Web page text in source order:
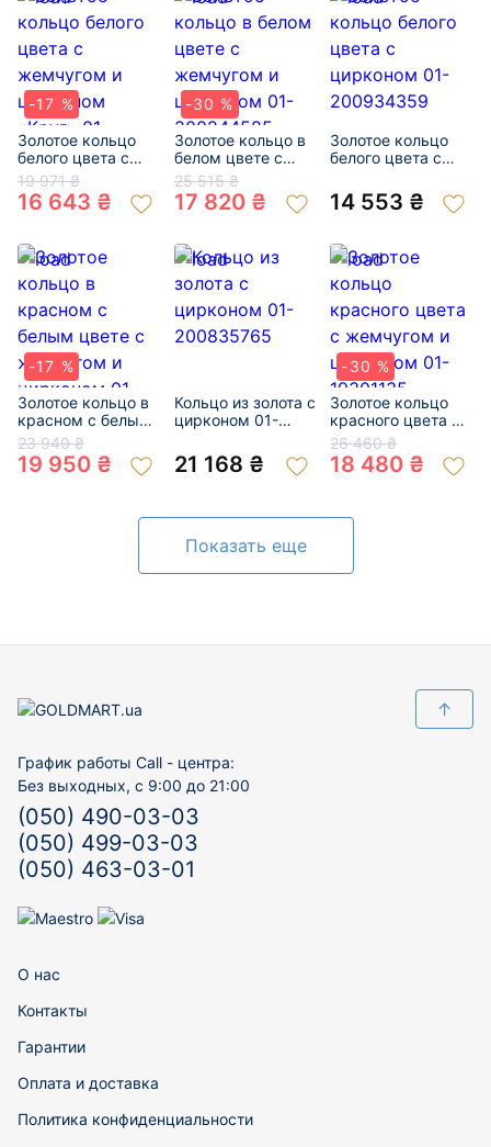
-17 %
Золотое кольцо
белого цвета с
жемчугом и
цирконом «Круг»
01-200510670
19 971 ₴
16 643 ₴
-30 %
Золотое кольцо в
белом цвете с
жемчугом и
цирконом 01-
200244585
25 515 ₴
17 820 ₴
Золотое кольцо
белого цвета с
200934359
14 553 ₴
-17 %
Золотое кольцо в
красном с белым
цвете с жемчугом
и цирконом 01-
200379279
23 940 ₴
19 950 ₴
Кольцо из золота с
цирконом 01-
21 168 ₴
-30 %
Золотое кольцо
красного цвета с
жемчугом и
цирконом 01-
19301135
26 460 ₴
18 480 ₴
Показать еще
↑
График работы Call - центра:
Без выходных, с 9:00 до 21:00
(050) 490-03-03
(050) 499-03-03
(050) 463-03-01
О нас
Контакты
Гарантии
Оплата и доставка
Политика конфиденциальности